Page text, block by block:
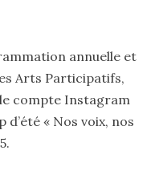
annuelle et
Arts Participatifs,
compte Instagram
« Nos voix, nos